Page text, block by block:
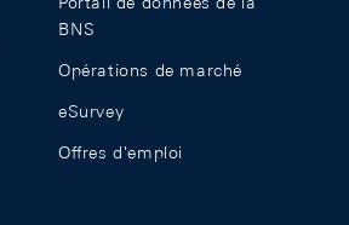
BNS
Opérations de marché
eSurvey
Offres d'emploi